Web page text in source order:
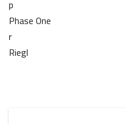
p
Phase One
r
Riegl